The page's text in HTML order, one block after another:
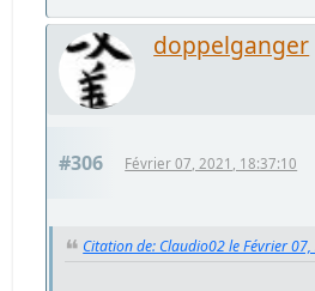
doppelganger
#306 Février 07, 2021, 18:37:10
Citation de: Claudio02 le Février